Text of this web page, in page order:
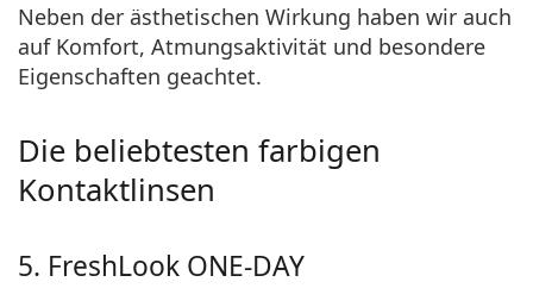
Neben der ästhetischen Wirkung haben wir auch
auf Komfort, Atmungsaktivität und besondere
Eigenschaften geachtet.
Die beliebtesten farbigen
Kontaktlinsen
5. FreshLook ONE-DAY